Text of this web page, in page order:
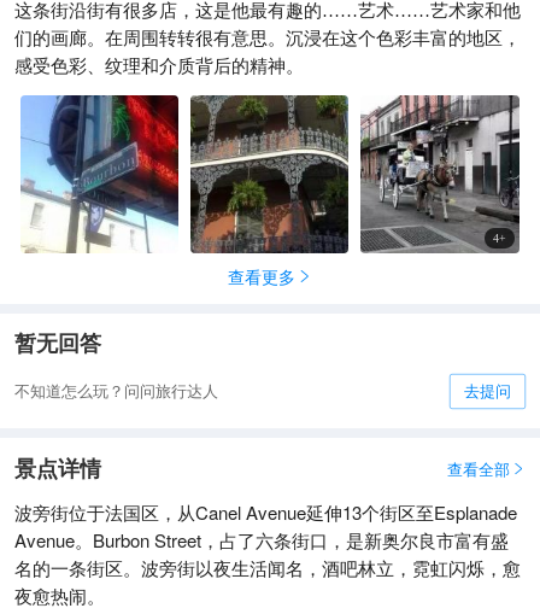
这条街沿街有很多店，这是他最有趣的……艺术……艺术家和他
们的画廊。在周围转转很有意思。沉浸在这个色彩丰富的地区，
感受色彩、纹理和介质背后的精神。
4+
查看更多 
暂无回答
不知道怎么玩？问问旅行达人 去提问
景点详情 查看全部 
波旁街位于法国区，从Canel Avenue延伸13个街区至Esplanade
Avenue。Burbon Street，占了六条街口，是新奥尔良市富有盛
名的一条街区。波旁街以夜生活闻名，酒吧林立，霓虹闪烁，愈
夜愈热闹。